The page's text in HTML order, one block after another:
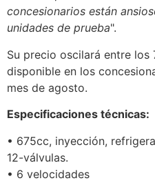
concesionarios están
unidades de prueba".
Su precio oscilará entre
disponible en los
mes de agosto.
Especificaciones técnicas:
• 675cc, inyección,
12-válvulas.
• 6 velocidades